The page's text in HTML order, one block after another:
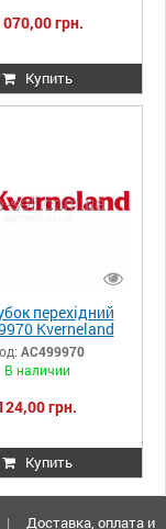
070,00 грн.
Купить
перехідний
Kverneland
AC499970
В наличии
грн.
Купить
| Доставка, оплата и